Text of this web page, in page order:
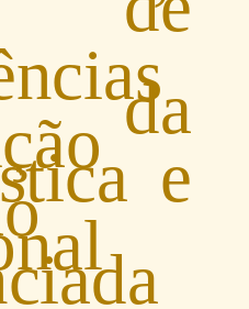
da
e